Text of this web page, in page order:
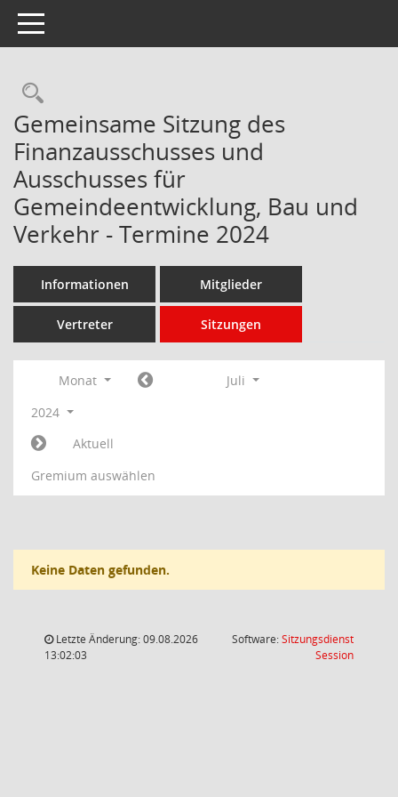
Toggle navigation
Rechercheauswahl
Gemeinsame Sitzung des
Finanzausschusses und
Ausschusses für
Gemeindeentwicklung, Bau und
Verkehr - Termine 2024
Informationen Mitglieder
Vertreter Sitzungen
Monat
Juli
2024
Aktuell
Gremium auswählen
Keine Daten gefunden.
Letzte Änderung: 09.08.2026
13:02:03
Software:Sitzungsdienst
Session(Wird in